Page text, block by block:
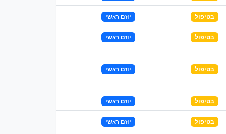
בטיפול יוזם ראשי
בטיפול יוזם ראשי
בטיפול יוזם ראשי
בטיפול יוזם ראשי
בטיפול יוזם ראשי